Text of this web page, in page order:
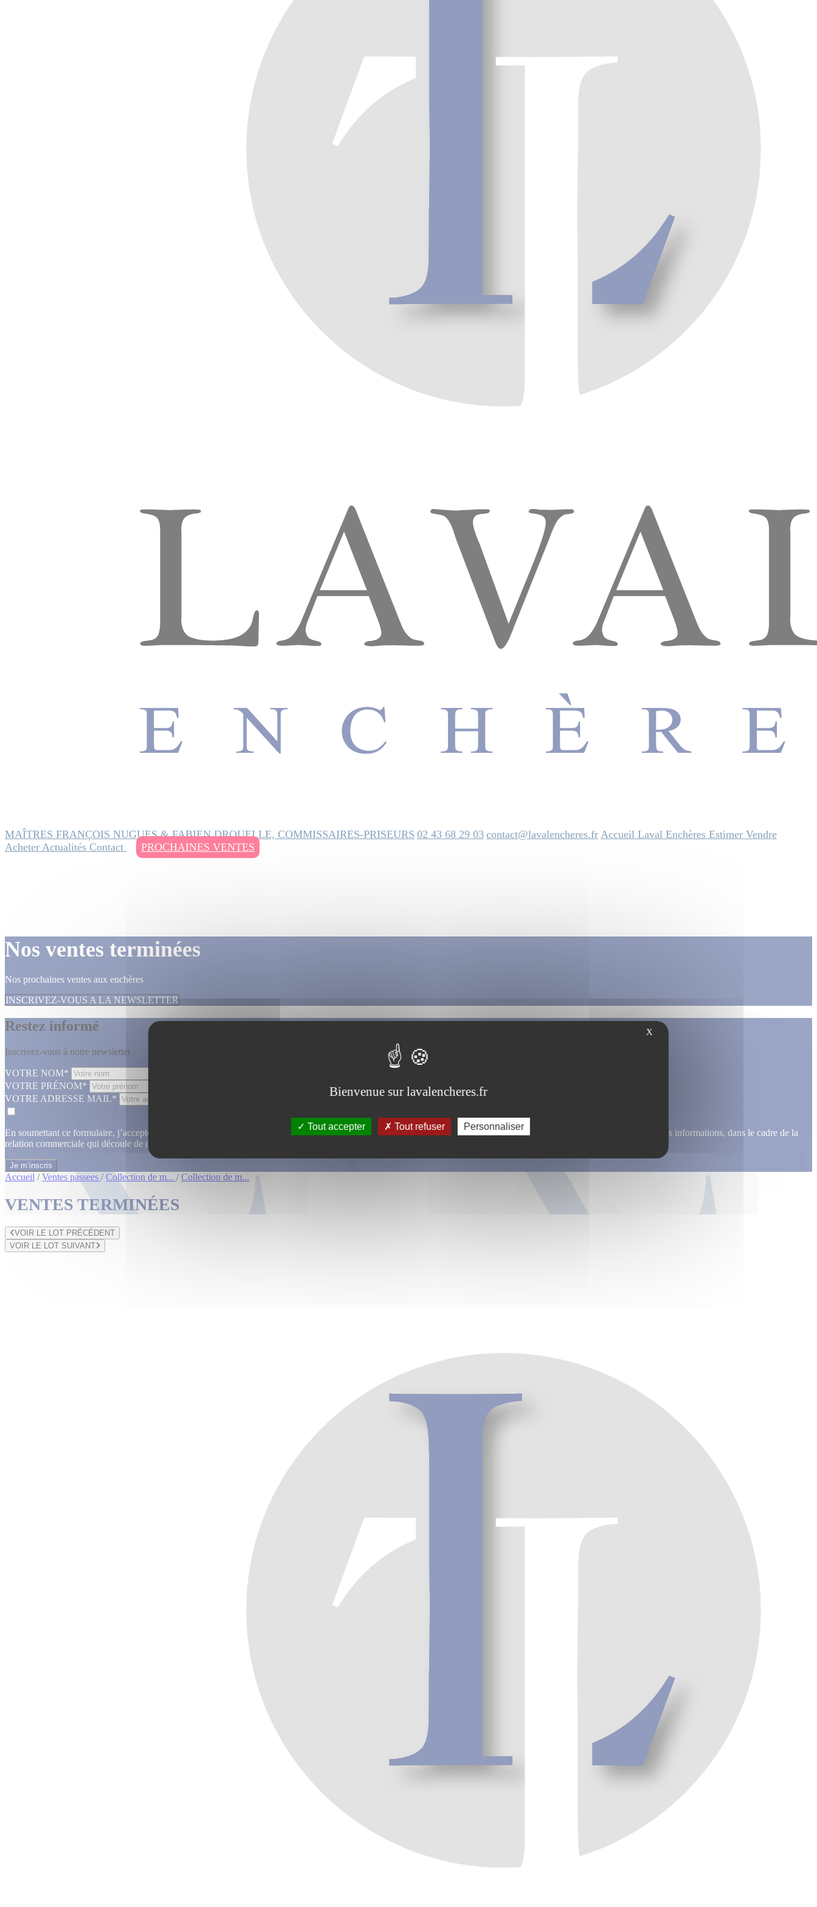
MAÎTRES FRANÇOIS NUGUES & FABIEN DROUELLE, COMMISSAIRES-PRISEURS 02 43 68 29 03 contact@lavalencheres.fr Accueil Laval Enchères Estimer Vendre
Acheter Actualités Contact PROCHAINES VENTES
Nos ventes terminées
Nos prochaines ventes aux enchères
INSCRIVEZ-VOUS A LA NEWSLETTER
Restez informé
Inscrivez-vous à notre newsletter
VOTRE NOM*
VOTRE PRÉNOM*
VOTRE ADRESSE MAIL*
En soumettant ce formulaire, j’accepte que les informations saisies dans ce formulaire soient utilisées, exploitées, traitées pour permettre de me recontacter, pour m’envoyer des informations, dans le cadre de la
relation commerciale qui découle de cette demande.
Accueil / Ventes passees / Collection de m... / Collection de m...
VENTES TERMINÉES
VOIR LE LOT PRÉCÉDENT
VOIR LE LOT SUIVANT
X
Bienvenue sur lavalencheres.fr
Tout accepter Tout refuser Personnaliser